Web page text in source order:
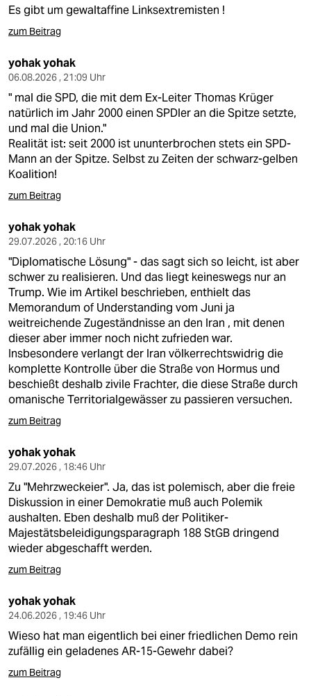
nord
wahrheit
verlag
verlag
veranstaltungen
shop
fragen & hilfe
unterstützen
abo
genossenschaft
epaper login
Es gibt um gewaltaffine Linksextremisten !
zum Beitrag
yohak yohak
06.08.2026 , 21:09 Uhr
" mal die SPD, die mit dem Ex-Leiter Thomas Krüger
natürlich im Jahr 2000 einen SPDler an die Spitze setzte,
und mal die Union."
Realität ist: seit 2000 ist ununterbrochen stets ein SPD-
Mann an der Spitze. Selbst zu Zeiten der schwarz-gelben
Koalition!
zum Beitrag
yohak yohak
29.07.2026 , 20:16 Uhr
"Diplomatische Lösung" - das sagt sich so leicht, ist aber
schwer zu realisieren. Und das liegt keineswegs nur an
Trump. Wie im Artikel beschrieben, enthielt das
Memorandum of Understanding vom Juni ja
weitreichende Zugeständnisse an den Iran , mit denen
dieser aber immer noch nicht zufrieden war.
Insbesondere verlangt der Iran völkerrechtswidrig die
komplette Kontrolle über die Straße von Hormus und
beschießt deshalb zivile Frachter, die diese Straße durch
omanische Territorialgewässer zu passieren versuchen.
zum Beitrag
yohak yohak
29.07.2026 , 18:46 Uhr
Zu "Mehrzweckeier". Ja, das ist polemisch, aber die freie
Diskussion in einer Demokratie muß auch Polemik
aushalten. Eben deshalb muß der Politiker-
Majestätsbeleidigungsparagraph 188 StGB dringend
wieder abgeschafft werden.
zum Beitrag
yohak yohak
24.06.2026 , 19:46 Uhr
Wieso hat man eigentlich bei einer friedlichen Demo rein
zufällig ein geladenes AR-15-Gewehr dabei?
zum Beitrag